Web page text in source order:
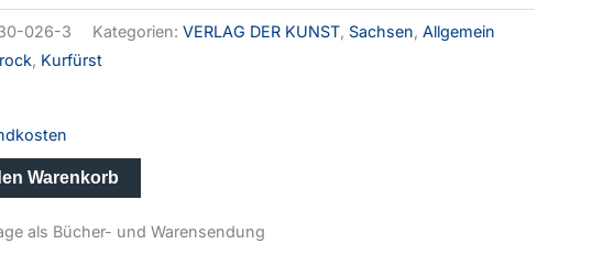
026-3 Kategorien: VERLAG DER KUNST, Sachsen, Allgemein
, Kurfürst
Warenkorb
als Bücher- und Warensendung